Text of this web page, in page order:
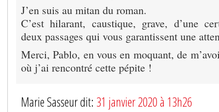
J’en suis au mitan du roman.
C’est hilarant, caustique, grave, d’une
deux passages qui vous garantissent une
Merci, Pablo, en vous en moquant, de
où j’ai rencontré cette pépite !
Marie Sasseur dit: 31 janvier 2020 à 13h26